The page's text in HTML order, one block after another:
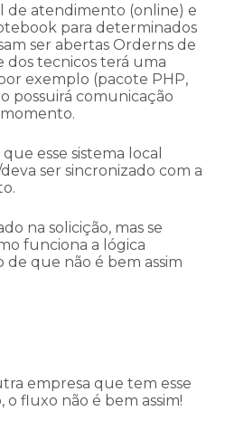
de atendimento (online) e
para determinados
ser abertas Orderns de
dos tecnicos terá uma
exemplo (pacote PHP,
possuirá comunicação
esse sistema local
ser sincronizado com a
na solicição, mas se
funciona a lógica
de que não é bem assim
empresa que tem esse
o fluxo não é bem assim!